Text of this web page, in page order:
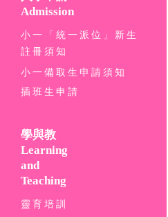
Admission
小一「統一派位」新生
註冊須知
小一備取生申請須知
插班生申請
學與教
Learning
and
Teaching
靈育培訓